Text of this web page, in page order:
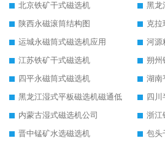
北京铁矿干式磁选机
黑龙
陕西永磁滚筒结构图
运城永磁筒式磁选机应用
河源
江苏铁矿干式磁选机
朔州
四平永磁筒式磁选机
湖南
黑龙江湿式平板磁选机磁通低
四
内蒙古湿式磁选机公司
浙江
晋中锰矿水选磁选机
包头